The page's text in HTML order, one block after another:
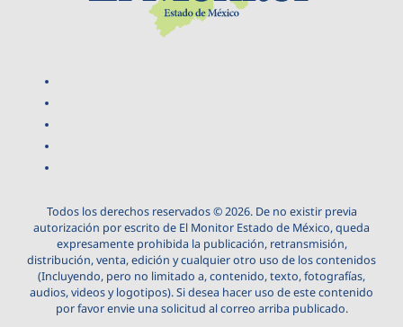
Todos los derechos reservados © 2026. De no existir previa
autorización por escrito de El Monitor Estado de México, queda
expresamente prohibida la publicación, retransmisión,
distribución, venta, edición y cualquier otro uso de los contenidos
(Incluyendo, pero no limitado a, contenido, texto, fotografías,
audios, videos y logotipos). Si desea hacer uso de este contenido
por favor envie una solicitud al correo arriba publicado.